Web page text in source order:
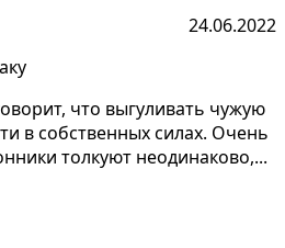
24.06.2022
в собственных силах. Очень
толкуют неодинаково,...